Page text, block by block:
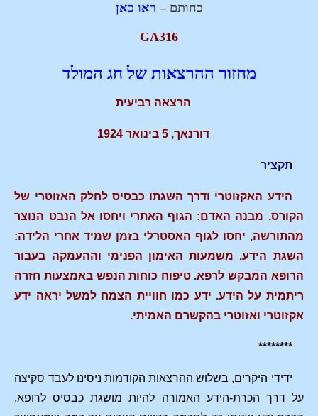
כחותם – ראו כאן
GA316
מחזור ההרצאות של חג המולד
הרצאה רביעית
דורנאך, 5 בינואר 1924
תקציר
הידע האקזוטרי ודרך השגתו כבסיס לחלק האזוטרי של
הקורס. מבנה האדם: הגוף האתרי ויחסו אל הנבט הנוצר
מהתורשה, יחסו לגוף האסטרלי בזמן שמיד אחרי הלידה:
השגת הידע. משמעות האימון הפנימי וההעמקה בעבור
הרופא המבקש לרפא. טיפוח כוחות הנפש באמצעות חזרה
ריתמית על הידע. ידע כמו חוויית הצמח למשל יראה ידע
אקזוטרי ואזוטרי בהקשרם האמיתי.
********
ידידי היקרים, בשלוש ההרצאות הקודמות ניסינו לעבד סקיצה
על דרך הכרת-הידע האמורה להיות מושגת כבסיס לרופא,